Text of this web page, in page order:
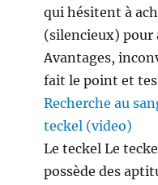
qui hésitent à
(silencieux) pour
Avantages,
fait le point et
Recherche au
teckel (video)
Le teckel Le
possède des